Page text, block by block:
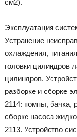
см2).
Эксплуатация
Устранение
охлаждения,
головки цилиндров
цилиндров.
разборке и сборке
2114: помпы, бачка,
сборке насоса
2113. Устройство